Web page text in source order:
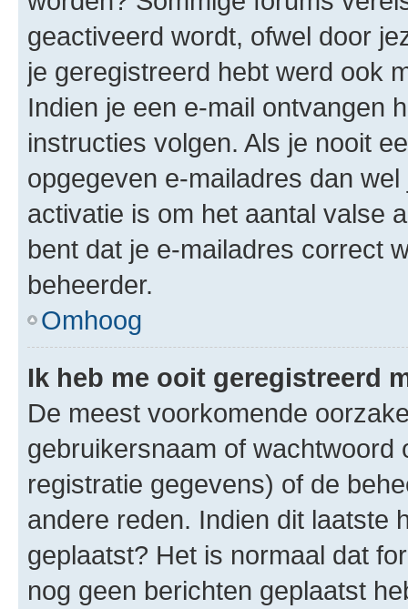
geactiveerd wordt, ofwel door
je geregistreerd hebt werd ook
Indien je een e-mail ontvangen
instructies volgen. Als je nooit
opgegeven e-mailadres dan
activatie is om het aantal valse
bent dat je e-mailadres correct
beheerder.
Omhoog
Ik heb me ooit geregistreerd
De meest voorkomende
gebruikersnaam of wachtwoord
registratie gegevens) of de
andere reden. Indien dit laatste
geplaatst? Het is normaal dat
nog geen berichten geplaatst